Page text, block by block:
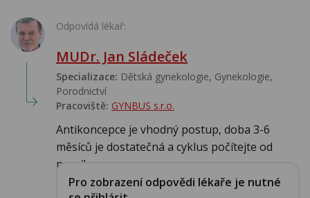
Odpovídá lékař:
MUDr. Jan Sládeček
Specializace: Dětská gynekologie, Gynekologie,
Porodnictví
Pracoviště: GYNBUS s.r.o.
Antikoncepce je vhodný postup, doba 3-6
měsíců je dostatečná a cyklus počítejte od
prvního ...
Pro zobrazení odpovědi lékaře je nutné